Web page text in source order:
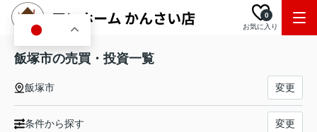
お気に入り
0
飯塚市の売買・投資一覧
飯塚市 変更
条件から探す 変更